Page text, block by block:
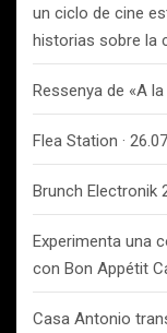
un ciclo de cine
historias sobre la
Ressenya de «A
Flea Station ·
Brunch Electronik
Experimenta una
con Bon Appétit
Casa Antonio